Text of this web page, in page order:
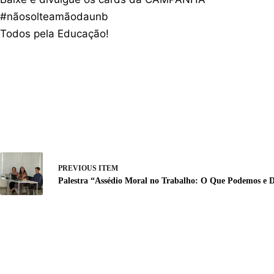
#nãosolteamãodaunb
Todos pela Educação!
PREVIOUS ITEM
Palestra “Assédio Moral no Trabalho: O Que Podemos e